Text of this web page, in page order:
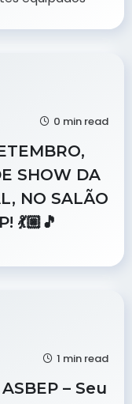
0 min read
SHOW DA
NO SALÃO
💃🏼🎵
1 min read
– Seu